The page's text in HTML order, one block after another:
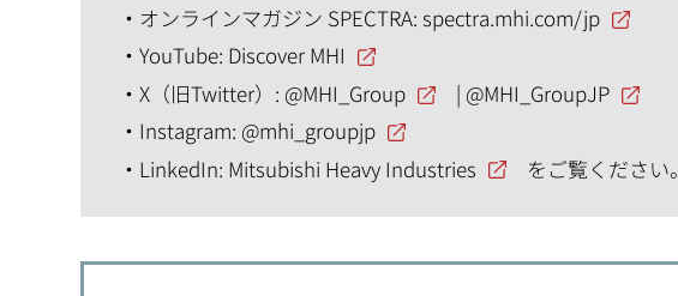
オンラインマガジン SPECTRA: spectra.mhi.com/jp
YouTube: Discover MHI
X（旧Twitter）: @MHI_Group | @MHI_GroupJP
Instagram: @mhi_groupjp
LinkedIn: Mitsubishi Heavy Industries をご覧ください。